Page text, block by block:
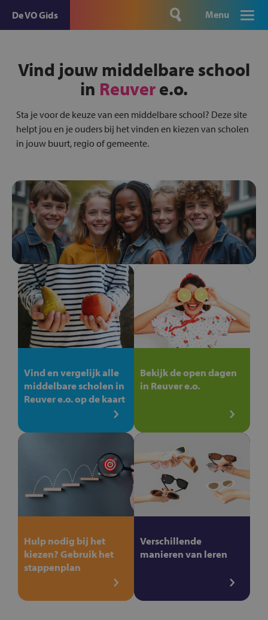
De VO Gids Menu
Vind jouw middelbare school
in Reuvere.o.
Sta je voor de keuze van een middelbare school? Deze site
helpt jou en je ouders bij het vinden en kiezen van scholen
in jouw buurt, regio of gemeente.
Vind en vergelijk alle
middelbare scholen in
Reuver e.o. op de kaart
Bekijk de open dagen
in Reuver e.o.
Hulp nodig bij het
kiezen? Gebruik het
stappenplan
Verschillende
manieren van leren